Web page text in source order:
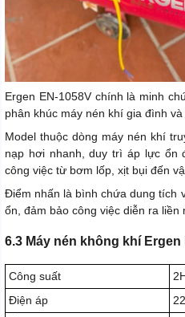
Ergen EN-1058V chính là minh
phân khúc máy nén khí gia đình và
Model thuộc dòng máy nén khí
nạp hơi nhanh, duy trì áp lực ổn
công việc từ bơm lốp, xịt bụi đến
Điểm nhấn là bình chứa dung tích
ổn, đảm bảo công việc diễn ra liền
6.3 Máy nén không khí Ergen
Công suất
Điện áp